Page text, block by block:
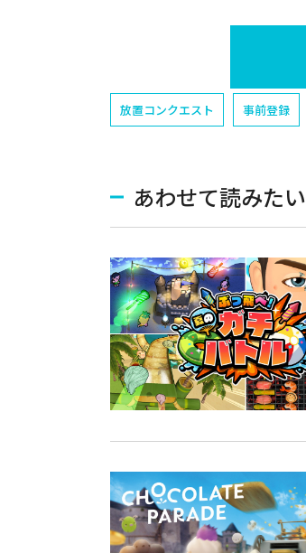
放置コンクエスト 事前登録
あわせて読みたい